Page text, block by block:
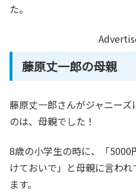
た。
藤原丈一郎の母親
藤原丈一郎さんがジャニー
のは、母親でした！
8歳の小学生の時に、「5000
けておいで」と母親に言わ
ます。